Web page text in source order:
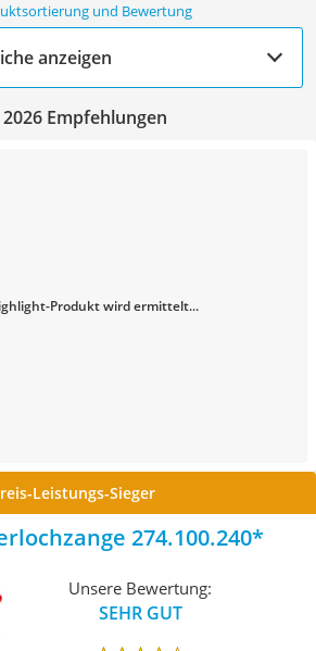
und Bewertung
anzeigen
Empfehlungen
Produkt wird ermittelt...
Leistungs-Sieger
274.100.240
Unsere Bewertung:
SEHR GUT